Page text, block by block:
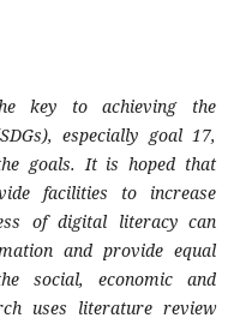
key to achieving the
especially goal 17,
goals. It is hoped that
facilities to increase
of digital literacy can
and provide equal
social, economic and
uses literature review